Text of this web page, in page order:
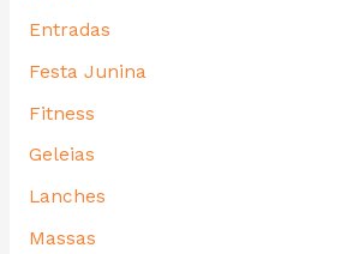
Entradas
Festa Junina
Fitness
Geleias
Lanches
Massas